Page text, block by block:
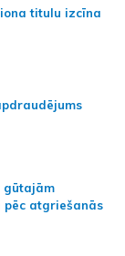
titulu izcīna
gūtajām
atgriešanās